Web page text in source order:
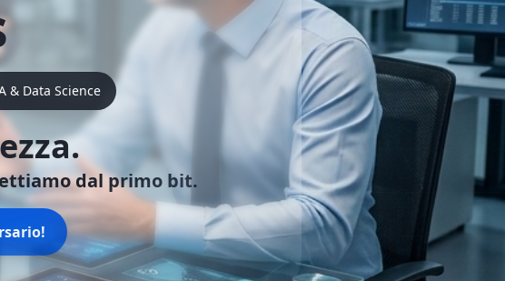
& Data Science
dal primo bit.